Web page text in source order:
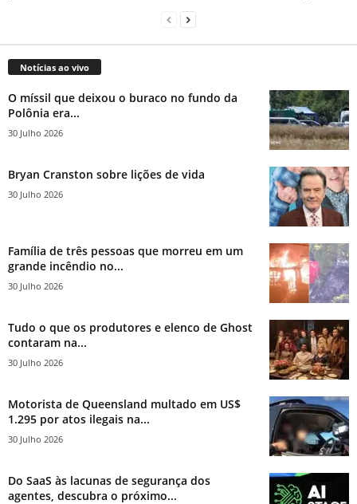
Notícias ao vivo
O míssil que deixou o buraco no fundo da
Polônia era...
30 Julho 2026
Bryan Cranston sobre lições de vida
30 Julho 2026
Família de três pessoas que morreu em um
grande incêndio no...
30 Julho 2026
Tudo o que os produtores e elenco de Ghost
contaram na...
30 Julho 2026
Motorista de Queensland multado em US$
1.295 por atos ilegais na...
30 Julho 2026
Do SaaS às lacunas de segurança dos
agentes, descubra o próximo...